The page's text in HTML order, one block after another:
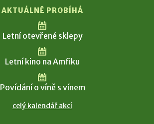
AKTUÁLNĚ PROBÍHÁ
Letní otevřené sklepy
Letní kino na Amfiku
Povídání o víně s vínem
celý kalendář akcí